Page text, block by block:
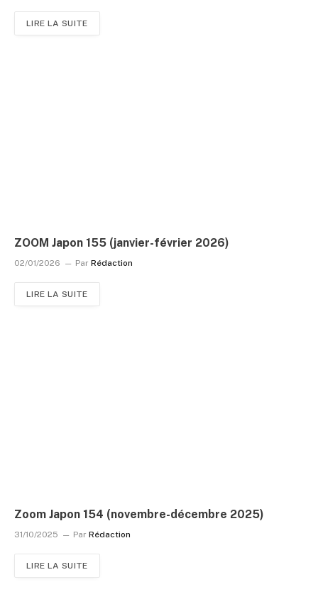
LIRE LA SUITE
ZOOM Japon 155 (janvier-février 2026)
02/01/2026 Par Rédaction
LIRE LA SUITE
Zoom Japon 154 (novembre-décembre 2025)
31/10/2025 Par Rédaction
LIRE LA SUITE